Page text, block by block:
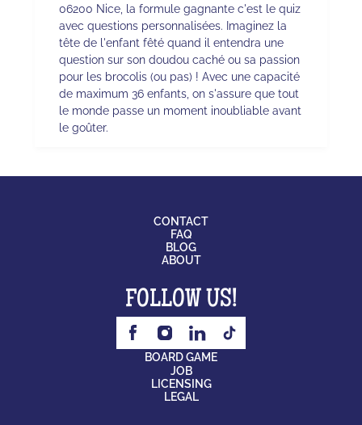
06200 Nice, la formule gagnante c'est le quiz
avec questions personnalisées. Imaginez la
tête de l'enfant fêté quand il entendra une
question sur son doudou caché ou sa passion
pour les brocolis (ou pas) ! Avec une capacité
de maximum 36 enfants, on s'assure que tout
le monde passe un moment inoubliable avant
le goûter.
CONTACT
FAQ
BLOG
ABOUT
FOLLOW US!
BOARD GAME
JOB
LICENSING
LEGAL